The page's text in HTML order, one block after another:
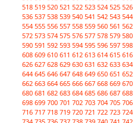
518 519 520 521 522 523 524 525 526
536 537 538 539 540 541 542 543 544
554 555 556 557 558 559 560 561 562
572 573 574 575 576 577 578 579 580
590 591 592 593 594 595 596 597 598
608 609 610 611 612 613 614 615 616
626 627 628 629 630 631 632 633 634
644 645 646 647 648 649 650 651 652
662 663 664 665 666 667 668 669 670
680 681 682 683 684 685 686 687 688
698 699 700 701 702 703 704 705 706
716 717 718 719 720 721 722 723 724